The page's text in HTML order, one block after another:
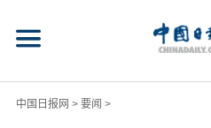
中国日报网 > 要闻 >